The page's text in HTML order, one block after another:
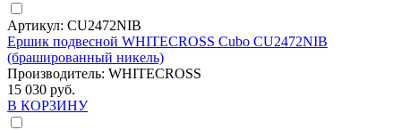
Артикул: CU2472NIB
Ершик подвесной WHITECROSS Cubo CU2472NIB
(брашированный никель)
Производитель: WHITECROSS
15 030 руб.
В КОРЗИНУ